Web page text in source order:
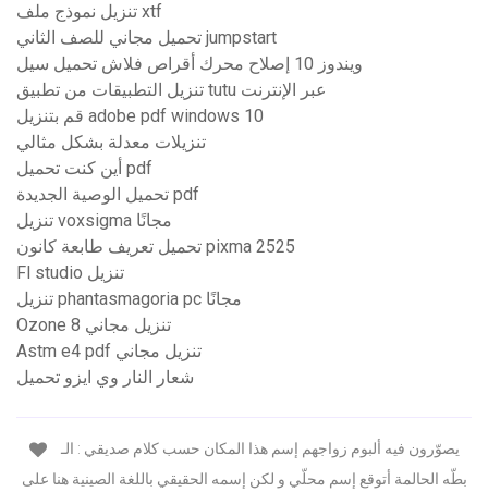
تنزيل نموذج ملف xtf
تحميل مجاني للصف الثاني jumpstart
ويندوز 10 إصلاح محرك أقراص فلاش تحميل سيل
تنزيل التطبيقات من تطبيق tutu عبر الإنترنت
قم بتنزيل adobe pdf windows 10
تنزيلات معدلة بشكل مثالي
أين كنت تحميل pdf
تحميل الوصية الجديدة pdf
تنزيل voxsigma مجانًا
تحميل تعريف طابعة كانون pixma 2525
Fl studio تنزيل
تنزيل phantasmagoria pc مجانًا
Ozone 8 تنزيل مجاني
Astm e4 pdf تنزيل مجاني
شعار النار وي ايزو تحميل
بطّه الحالمة أتوقع إسم محلّي و لكن إسمه الحقيقي باللغة الصينية هنا على